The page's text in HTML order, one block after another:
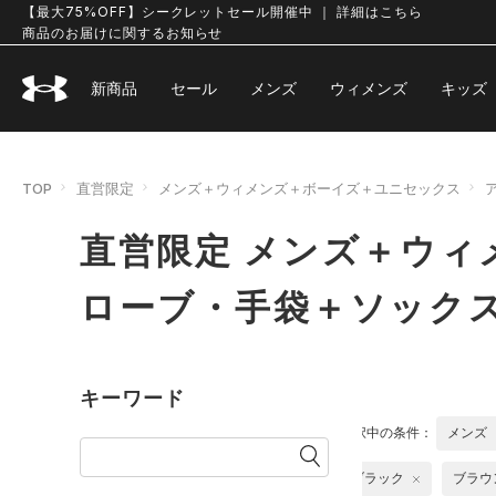
【最大75%OFF】シークレットセール開催中 ｜ 詳細はこちら
商品のお届けに関するお知らせ
新商品 セール メンズ ウィメンズ キッズ
TOP 直営限定 メンズ＋ウィメンズ＋ボーイズ＋ユニセックス
直営限定 メンズ＋ウ
ローブ・手袋＋ソック
キーワード
選択中の条件： メンズ
ブラック ブラウ